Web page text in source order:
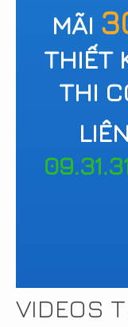
MÃI
THIẾT
THI
VIDEOS